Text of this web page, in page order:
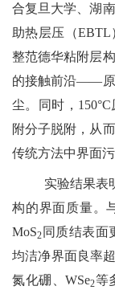
合复旦大学、湖
助热层压（
整范德华粘附层
的接触前沿——原
尘。同时，
附分子脱附，从
传统方法中界面
实验结果表
构的界面质量。
MoS2 同质结表面
均洁净界面良率
氮化硼、WSe2等